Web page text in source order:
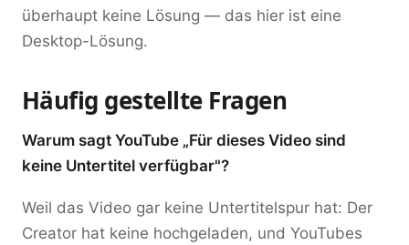
überhaupt keine Lösung — das hier ist eine
Desktop-Lösung.
Häufig gestellte Fragen
Warum sagt YouTube „Für dieses Video sind
keine Untertitel verfügbar"?
Weil das Video gar keine Untertitelspur hat: Der
Creator hat keine hochgeladen, und YouTubes